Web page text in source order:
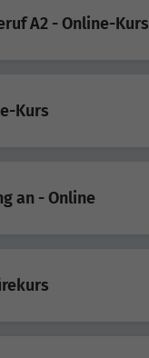
A2 - Online-Kurs
Kurs
an - Online